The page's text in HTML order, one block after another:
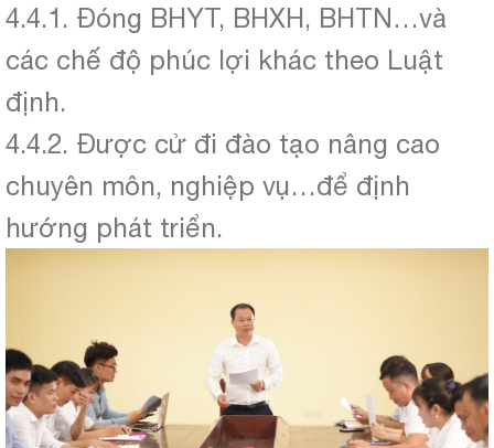
4.4.1. Đóng BHYT, BHXH, BHTN…và
các chế độ phúc lợi khác theo Luật
định.
4.4.2. Được cử đi đào tạo nâng cao
chuyên môn, nghiệp vụ…để định
hướng phát triển.